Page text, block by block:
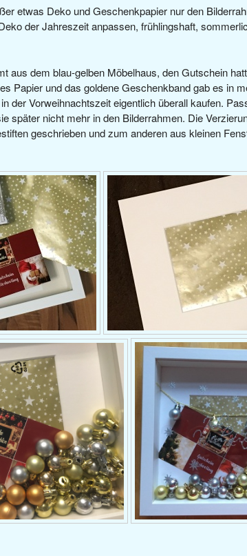
etwas Deko und Geschenkpapier nur den
der Jahreszeit anpassen, frühlingshaft,
aus dem blau-gelben Möbelhaus, den Gutschein
Papier und das goldene Geschenkband gab es in
der Vorweihnachtszeit eigentlich überall kaufen.
später nicht mehr in den Bilderrahmen. Die
geschrieben und zum anderen aus kleinen